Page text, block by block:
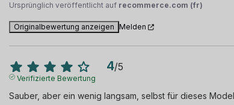
Ursprünglich veröffentlicht auf recommerce.com (fr)
Originalbewertung anzeigen Melden
4/5
Verifizierte Bewertung
Sauber, aber ein wenig langsam, selbst für dieses